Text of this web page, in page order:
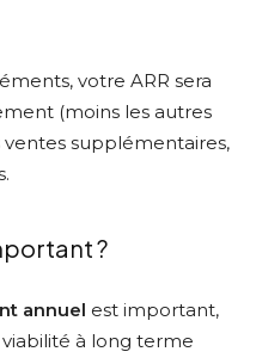
votre ARR sera
(moins les autres
ventes supplémentaires,
?
annuel est important,
à long terme